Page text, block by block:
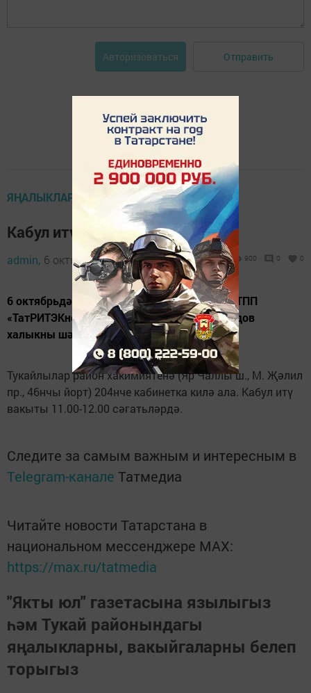
Авторизоваться Отправить
ЯҢАЛЫКЛАР
Кабул итү
admin, 6 октябрь 2021 - 10:33 900 0 0
6 октябрьдә ТР Дәүләт Советы депутаты – ТПП
«ТатРИТЭКнефть директоры Николай Нефедов
халыкны шәхси сораулар буенча кабул итә.
Тукайлылар район хакимиятенә (Яр Чаллы ш., М. Җәлил
пр., 46нчы йорт) 204нче кабинетка килә ала. Кабул итү
вакыты 11.00-12.00 сәгатьләрдә.
Следите за самым важным и интересным в
Telegram-канале Татмедиа
Читайте новости Татарстана в
национальном мессенджере MАХ:
https://max.ru/tatmedia
"Якты юл" газетасына язылыгыз
һәм Тукай районындагы
яңалыкларны, вакыйгаларны белеп
торыгыз